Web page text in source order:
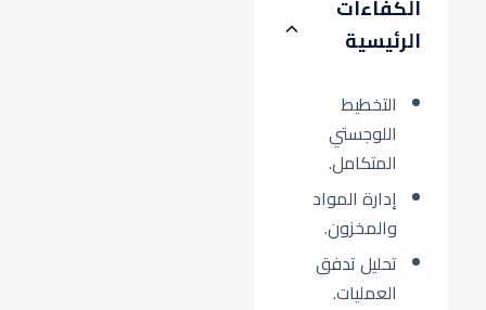
الكفاءات
الرئيسية
التخطيط
اللوجستي
المتكامل.
إدارة المواد
والمخزون.
تحليل تدفق
العمليات.